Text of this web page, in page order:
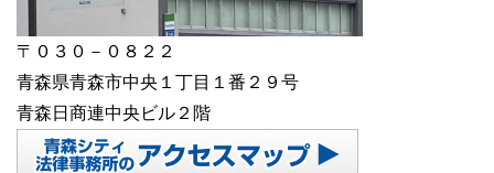
〒０３０－０８２２
青森県青森市中央１丁目１番２９号
青森日商連中央ビル２階